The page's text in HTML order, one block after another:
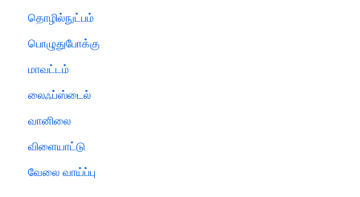
தொழில்நுட்பம்
பொழுதுபோக்கு
மாவட்டம்
லைஃப்ஸ்டைல்
வானிலை
விளையாட்டு
வேலை வாய்ப்பு